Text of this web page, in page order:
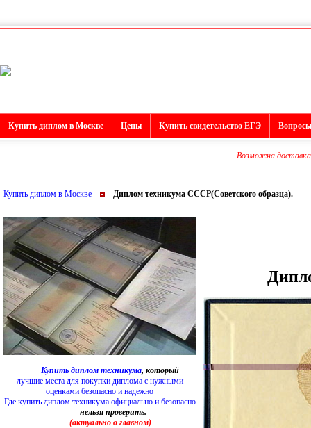
Купить диплом в Москве Цены Купить свидетельство ЕГЭ
Возможна
Купить диплом в Москве Диплом техникума СССР(Советского образца).
Купить диплом техникума, который
лучшие места для покупки диплома с нужными
оценками безопасно и надежно
Где купить диплом техникума официально и безопасно
нельзя проверить.
(актуально о главном)